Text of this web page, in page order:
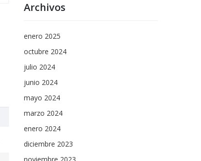
Archivos
enero 2025
octubre 2024
julio 2024
junio 2024
mayo 2024
marzo 2024
enero 2024
diciembre 2023